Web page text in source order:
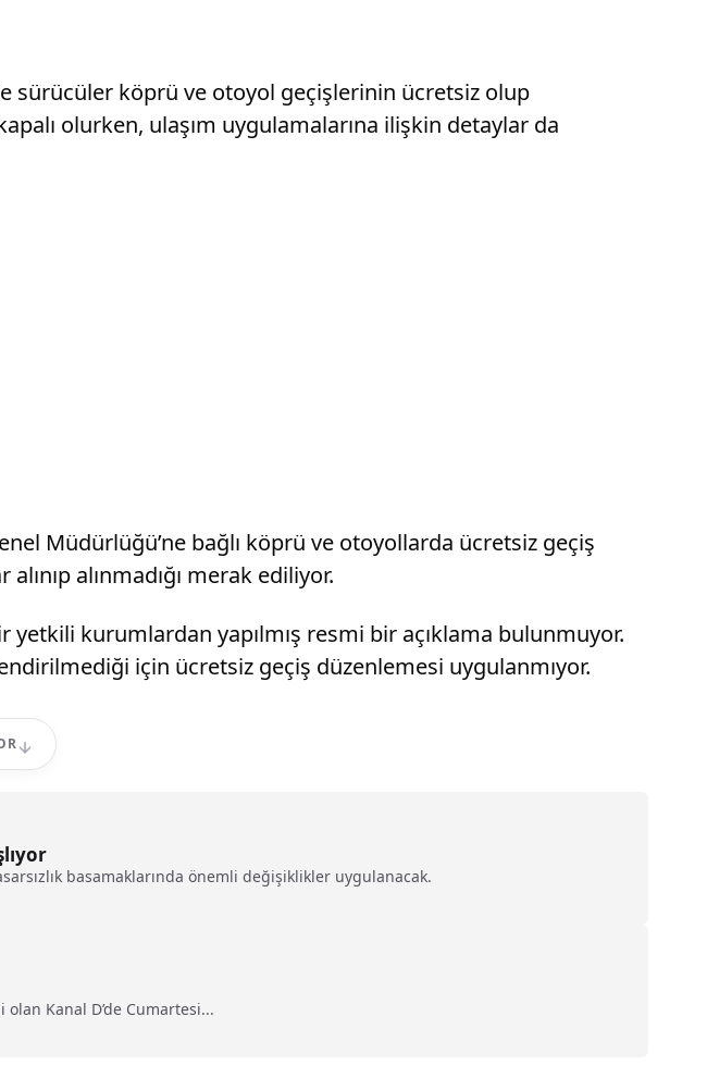
sürücüler köprü ve otoyol geçişlerinin ücretsiz olup
olurken, ulaşım uygulamalarına ilişkin detaylar da
Müdürlüğü’ne bağlı köprü ve otoyollarda ücretsiz geçiş
alınmadığı merak ediliyor.
kurumlardan yapılmış resmi bir açıklama bulunmuyor.
için ücretsiz geçiş düzenlemesi uygulanmıyor.
basamaklarında önemli değişiklikler uygulanacak.
Kanal D’de Cumartesi...